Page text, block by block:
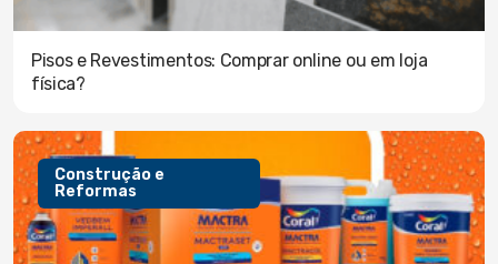
Pisos e Revestimentos: Comprar online ou em loja
física?
Construção e
Reformas